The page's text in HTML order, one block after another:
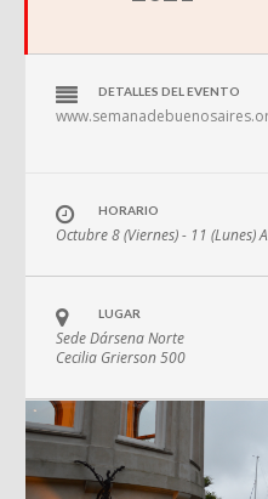
DETALLES DEL EVENTO
HORARIO
Octubre 8 (Viernes) - 11 (Lunes)
LUGAR
Sede Dársena Norte
Cecilia Grierson 500